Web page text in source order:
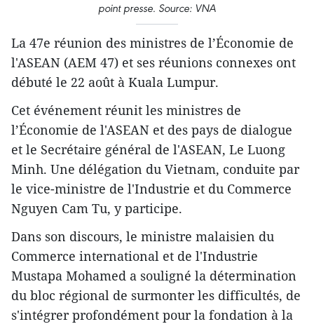
point presse. Source: VNA
La 47e réunion des ministres de l’Économie de
l'ASEAN (AEM 47) et ses réunions connexes ont
débuté le 22 août à Kuala Lumpur.
Cet événement réunit les ministres de
l’Économie de l'ASEAN et des pays de dialogue
et le Secrétaire général de l'ASEAN, Le Luong
Minh. Une délégation du Vietnam, conduite par
le vice-ministre de l'Industrie et du Commerce
Nguyen Cam Tu, y participe.
Dans son discours, le ministre malaisien du
Commerce international et de l'Industrie
Mustapa Mohamed a souligné la détermination
du bloc régional de surmonter les difficultés, de
s'intégrer profondément pour la fondation à la